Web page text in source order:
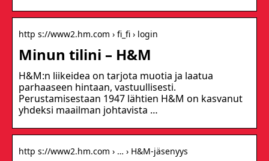
http s://www2.hm.com › fi_fi › login
Minun tilini – H&M
H&M:n liikeidea on tarjota muotia ja laatua
parhaaseen hintaan, vastuullisesti.
Perustamisestaan 1947 lähtien H&M on kasvanut
yhdeksi maailman johtavista …
http s://www2.hm.com › … › H&M-jäsenyys